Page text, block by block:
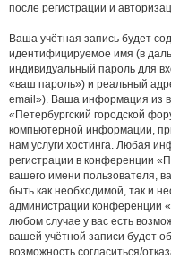
после регистрации и
Ваша учётная запись будет
идентифицируемое имя (в
индивидуальный пароль для
«ваш пароль») и реальный
email»). Ваша информация из
«Петербургский городской
компьютерной информации,
нам услуги хостинга. Любая
регистрации в конференции
вашего имени пользователя,
быть как необходимой, так и
администрации конференции
любом случае у вас есть
вашей учётной записи будет
возможность согласиться/